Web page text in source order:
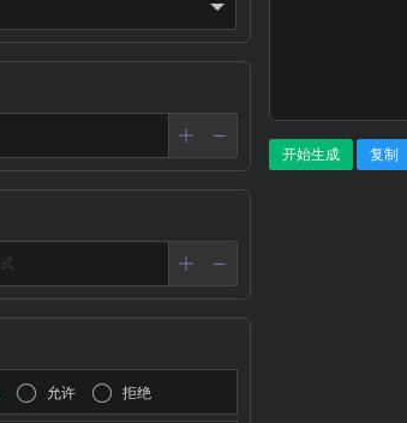
允许 拒绝
开始生成 复制